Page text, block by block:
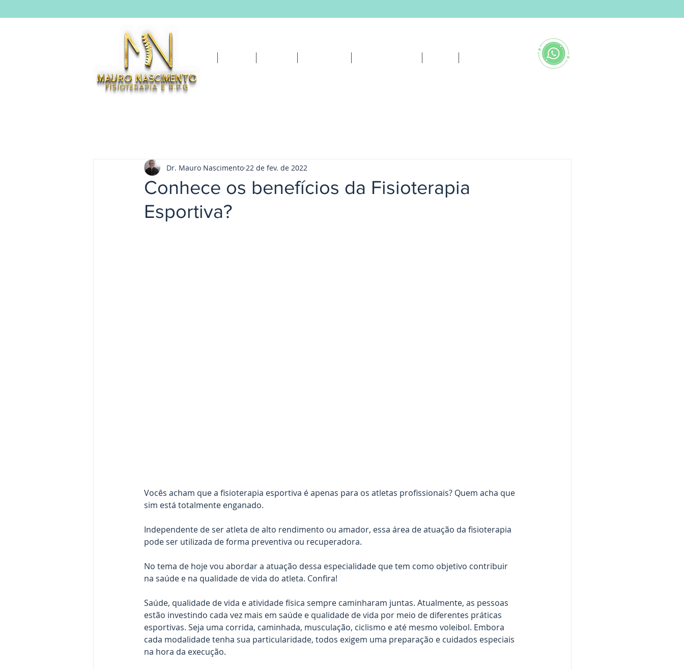
Conhece os benefícios da Fisioterapia
Esportiva?
Dr. Mauro Nascimento 22 de fev. de 2022
Vocês acham que a fisioterapia esportiva é apenas para os atletas profissionais? Quem acha que
sim está totalmente enganado.
Independente de ser atleta de alto rendimento ou amador, essa área de atuação da fisioterapia
pode ser utilizada de forma preventiva ou recuperadora.
No tema de hoje vou abordar a atuação dessa especialidade que tem como objetivo contribuir
na saúde e na qualidade de vida do atleta. Confira!
Saúde, qualidade de vida e atividade física sempre caminharam juntas. Atualmente, as pessoas
estão investindo cada vez mais em saúde e qualidade de vida por meio de diferentes práticas
esportivas. Seja uma corrida, caminhada, musculação, ciclismo e até mesmo voleibol. Embora
cada modalidade tenha sua particularidade, todos exigem uma preparação e cuidados especiais
na hora da execução.